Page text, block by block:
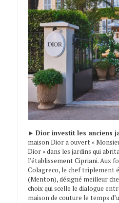
► Dior investit les anciens
maison Dior a ouvert «
Dior » dans les jardins qui
l’établissement Cipriani. Aux
Colagreco, le chef triplement
(Menton), désigné meilleur
choix qui scelle le dialogue
maison de couture le temps